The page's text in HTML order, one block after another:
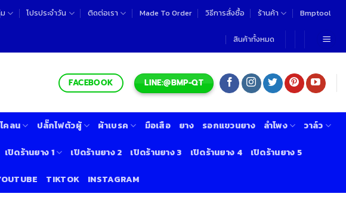
โปรประจำวัน ติดต่อเรา Made To Order วิธีการสั่งซื้อ ร้านค้า Bmptool
สินค้าทั้งหมด
FACEBOOK LINE:@BMP-QT
คลน ปลั๊กไฟตัวผู้ ผ้าเบรค มือเสือ ยาง รอกแขวนยาง ลำโพง วาล์ว
เปิดร้านยาง 1 เปิดร้านยาง 2 เปิดร้านยาง 3 เปิดร้านยาง 4 เปิดร้านยาง 5
TIKTOK INSTAGRAM